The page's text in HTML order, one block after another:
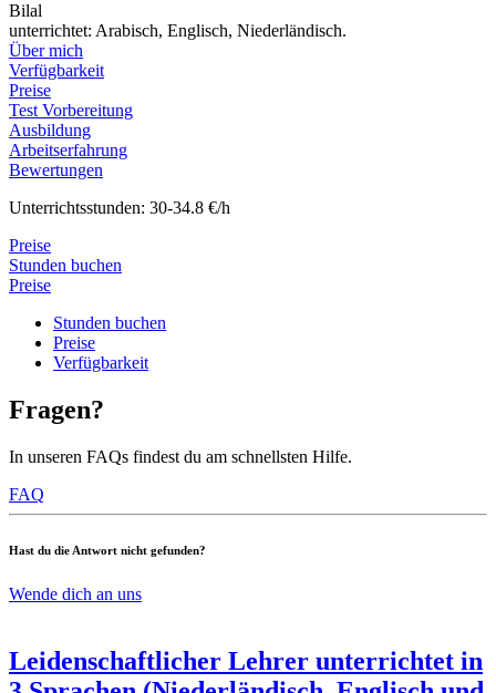
Bilal
unterrichtet: Arabisch, Englisch, Niederländisch.
Über mich
Verfügbarkeit
Preise
Test Vorbereitung
Ausbildung
Arbeitserfahrung
Bewertungen
Unterrichtsstunden: 30-34.8 €/h
Preise
Stunden buchen
Preise
Stunden buchen
Preise
Verfügbarkeit
Fragen?
In unseren FAQs findest du am schnellsten Hilfe.
FAQ
Hast du die Antwort nicht gefunden?
Wende dich an uns
Leidenschaftlicher Lehrer unterrichtet in